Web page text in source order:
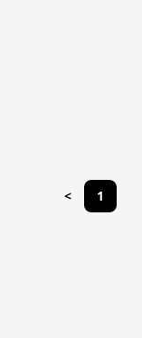
< 1